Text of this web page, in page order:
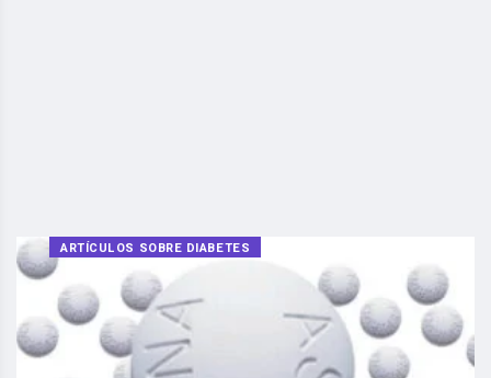
ARTÍCULOS SOBRE DIABETES